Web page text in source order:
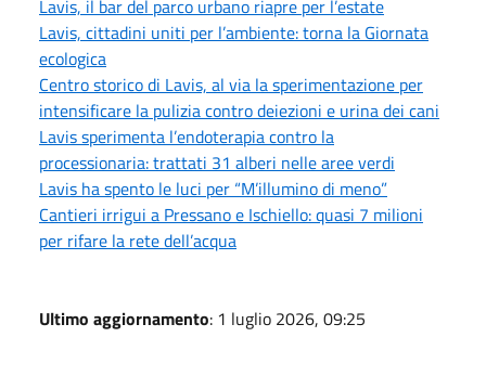
Lavis, il bar del parco urbano riapre per l’estate
Lavis, cittadini uniti per l’ambiente: torna la Giornata
ecologica
Centro storico di Lavis, al via la sperimentazione per
intensificare la pulizia contro deiezioni e urina dei cani
Lavis sperimenta l’endoterapia contro la
processionaria: trattati 31 alberi nelle aree verdi
Lavis ha spento le luci per “M’illumino di meno”
Cantieri irrigui a Pressano e Ischiello: quasi 7 milioni
per rifare la rete dell’acqua
Ultimo aggiornamento: 1 luglio 2026, 09:25